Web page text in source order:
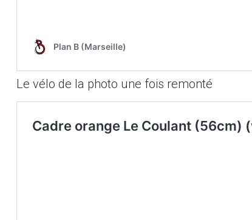
Le vélo de la photo une fois remonté